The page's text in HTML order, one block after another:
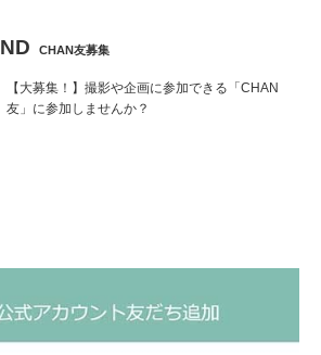
CHAN友募集
【大募集！】撮影や企画に参加できる「CHAN
友」に参加しませんか？